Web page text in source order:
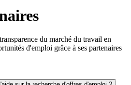
du marché du travail en
d'emploi grâce à ses partenaires